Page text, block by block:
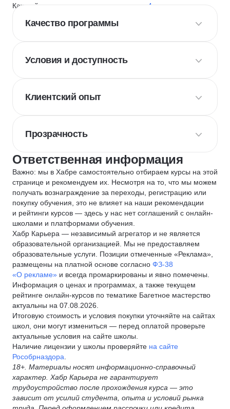
Каждый курс и школу мы оцениваем по
4 критериям
Качество программы
Условия и доступность
Клиентский опыт
Прозрачность
Ответственная информация
Важно: мы в Хабре самостоятельно отбираем курсы на этой
странице и рекомендуем их. Несмотря на то, что мы можем
получать вознаграждение за переходы, регистрацию или
покупку обучения, это не влияет на наши рекомендации
и рейтинги курсов — здесь у нас нет соглашений с онлайн-
школами и платформами обучения.
Хабр Карьера — независимый агрегатор и не является
образовательной организацией. Мы не предоставляем
образовательные услуги. Позиции отмеченные «Реклама»,
размещены на платной основе согласно ФЗ-38
«О рекламе» и всегда промаркированы и явно помечены.
Информация о ценах и программах, а также текущем
рейтинге онлайн-курсов по тематике Багетное мастерство
актуальны на 07.08.2026.
Итоговую стоимость и условия покупки уточняйте на сайтах
школ, они могут измениться — перед оплатой проверьте
актуальные условия на сайте школы.
Наличие лицензии у школы проверяйте на сайте
Рособрназдора
18+. Материалы носят информационно-справочный
характер. Хабр Карьера не гарантирует
трудоустройство после прохождения курса — это
зависит от усилий студента, опыта и условий рынка